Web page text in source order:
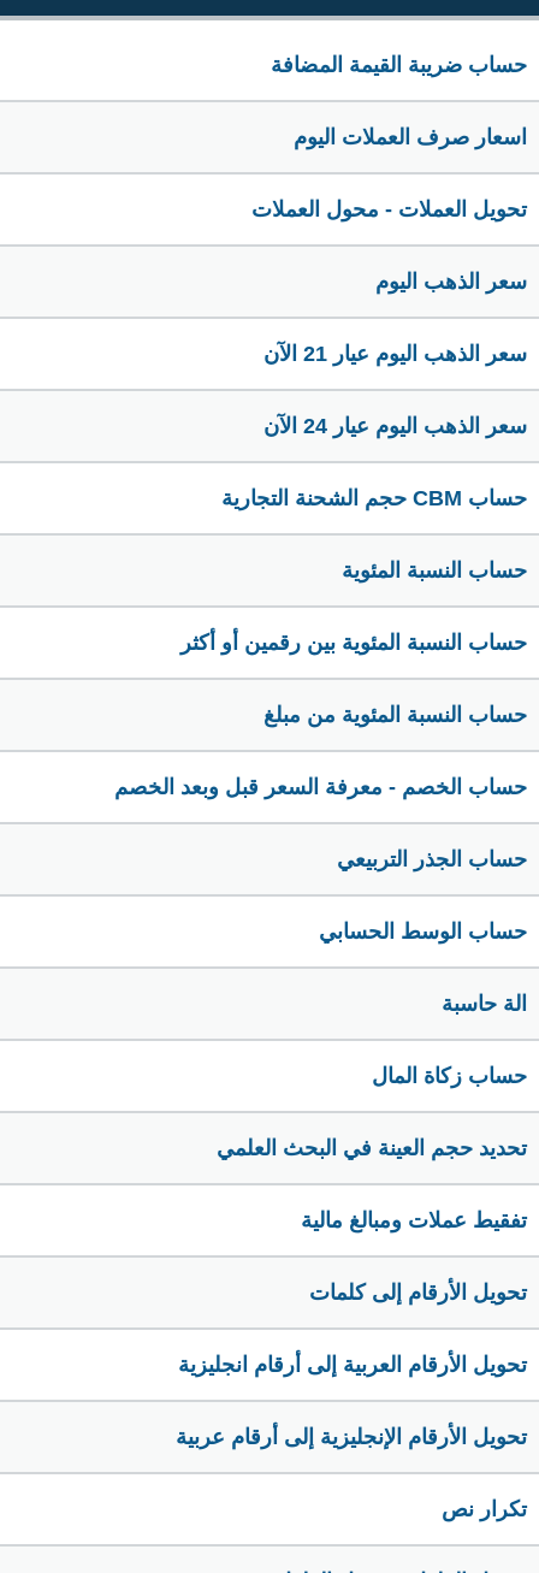
حساب ضريبة القيمة المضافة
اسعار صرف العملات اليوم
تحويل العملات - محول العملات
سعر الذهب اليوم
سعر الذهب اليوم عيار 21 الآن
سعر الذهب اليوم عيار 24 الآن
حساب CBM حجم الشحنة التجارية
حساب النسبة المئوية
حساب النسبة المئوية بين رقمين أو أكثر
حساب النسبة المئوية من مبلغ
حساب الخصم - معرفة السعر قبل وبعد الخصم
حساب الجذر التربيعي
حساب الوسط الحسابي
الة حاسبة
حساب زكاة المال
تحديد حجم العينة في البحث العلمي
تفقيط عملات ومبالغ مالية
تحويل الأرقام إلى كلمات
تحويل الأرقام العربية إلى أرقام انجليزية
تحويل الأرقام الإنجليزية إلى أرقام عربية
تكرار نص